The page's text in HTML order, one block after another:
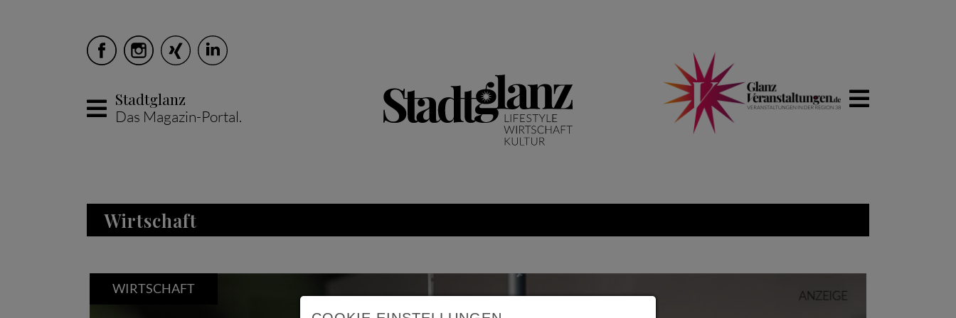
Stadtglanz
Das Magazin-Portal.
Wirtschaft
WIRTSCHAFT